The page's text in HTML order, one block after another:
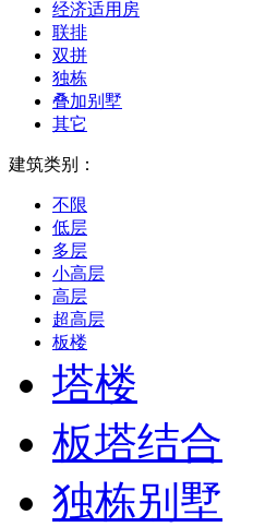
经济适用房
联排
双拼
独栋
叠加别墅
其它
建筑类别：
不限
低层
多层
小高层
高层
超高层
板楼
塔楼
板塔结合
独栋别墅